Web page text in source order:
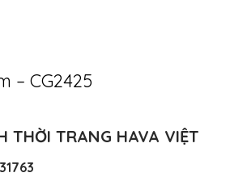
– CG2425
THỜI TRANG HAVA VIỆT